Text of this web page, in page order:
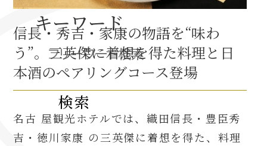
織田信長と名古屋の関係
信長関連 史跡 一覧
信長グルメ・土産一覧
信長攻路
キーワード
信長・秀吉・家康の物語を“味わ
う”。三英傑に着想を得た料理と日
本酒のペアリングコース登場
名古 屋観光ホテルでは、織田信長・豊臣秀
吉・徳川家康 の三英傑に着想を得た、料理